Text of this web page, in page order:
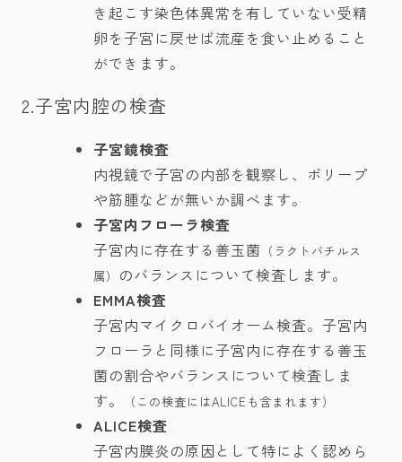
き起こす染色体異常を有していない受精
卵を子宮に戻せば流産を食い止めること
ができます。
2.子宮内腔の検査
子宮鏡検査
内視鏡で子宮の内部を観察し、ポリープ
や筋腫などが無いか調べます。
子宮内フローラ検査
子宮内に存在する善玉菌 （ラクトバチルス
属） のバランスについて検査します。
EMMA検査
子宮内マイクロバイオーム検査。子宮内
フローラと同様に子宮内に存在する善玉
菌の割合やバランスについて検査しま
す。
（この検査にはALICEも含まれます）
ALICE検査
子宮内膜炎の原因として特によく認めら